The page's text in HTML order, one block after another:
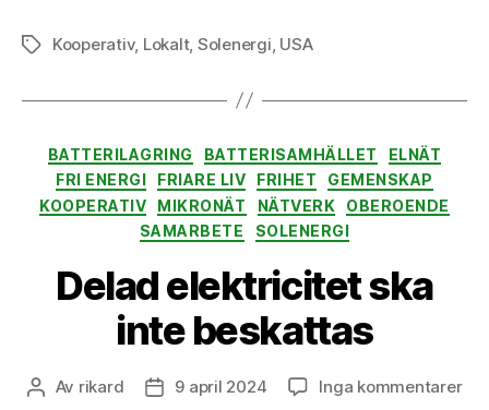
EtiketterKooperativ, Lokalt, Solenergi USA
Kategorier
BATTERILAGRING BATTERISAMHÄLLET
ELNÄT
FRI ENERGI
FRIARE LIV FRIHET
GEMENSKAP
KOOPERATIV
MIKRONÄT NÄTVERK
OBEROENDE
SAMARBETE
SOLENERGI
Delad elektricitet ska
inte beskattas
Inläggsförfattare
Av rikard Inläggsdatum
9 april 2024 Inga kommentarertill